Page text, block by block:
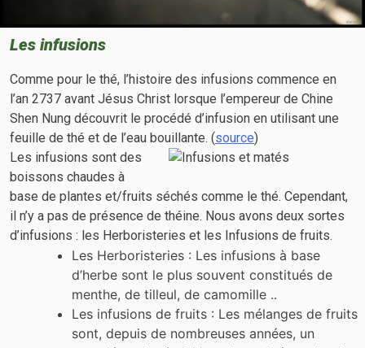
Les infusions
Comme pour le thé, l’histoire des infusions commence en
l’an 2737 avant Jésus Christ lorsque l’empereur de Chine
Shen Nung découvrit le procédé d’infusion en utilisant une
feuille de thé et de l’eau bouillante. (source)
Les infusions sont des
boissons chaudes à
base de plantes et/fruits séchés comme le thé. Cependant,
il n’y a pas de présence de théine. Nous avons deux sortes
d’infusions : les Herboristeries et les Infusions de fruits.
Les Herboristeries : Les infusions à base
d’herbe sont le plus souvent constitués de
menthe, de tilleul, de camomille ..
Les infusions de fruits : Les mélanges de fruits
sont, depuis de nombreuses années, un